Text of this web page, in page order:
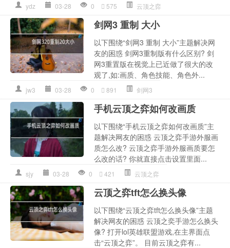
ydz 03-28 0 575 云顶之弈
剑网3 重制 大小
以下围绕“剑网3 重制 大小”主题解决网
友的困惑 剑网3重制版有什么区别? 剑
网3重置版在视觉上已近做了很大的改
观了,如:画质、角色技能、角色外...
jw3 03-28 0 891 剑网3
手机云顶之弈如何改画质
以下围绕“手机云顶之弈如何改画质”主
题解决网友的困惑 云顶之弈手游外服画
质怎么改? 云顶之弈手游外服画质要怎
么改的话? 你就直接点击设置里面...
sjy 03-28 0 421 云顶之弈
云顶之弈tft怎么换头像
以下围绕“云顶之弈tft怎么换头像”主题
解决网友的困惑 云顶之奕手游怎么换头
像? 打开lol英雄联盟游戏,在主界面点
击“云顶之弈”。 目前云顶之弈有...